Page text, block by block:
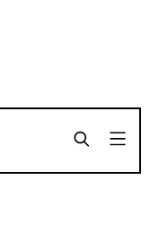
SHARE
SHARE